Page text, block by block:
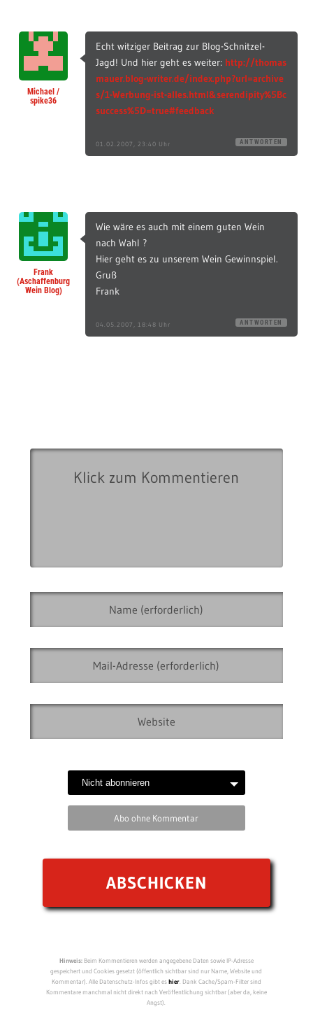
Michael /
spike36
Echt witziger Beitrag zur Blog-Schnitzel-
Jagd! Und hier geht es weiter: http://thomas
mauer.blog-writer.de/index.php?url=archive
s/1-Werbung-ist-alles.html&serendipity%5Bc
success%5D=true#feedback
01.02.2007, 23:40 Uhr ANTWORTEN
Frank
(Aschaffenburg
Wein Blog)
Wie wäre es auch mit einem guten Wein
nach Wahl ?
Hier geht es zu unserem Wein Gewinnspiel.
Gruß
Frank
04.05.2007, 18:48 Uhr ANTWORTEN
Abo ohne Kommentar
Hinweis:Beim Kommentieren werden angegebene Daten sowie IP-Adresse
gespeichert und Cookies gesetzt (öffentlich sichtbar sind nur Name, Website und
Kommentar). Alle Datenschutz-Infos gibt eshier. Dank Cache/Spam-Filter sind
Kommentare manchmal nicht direkt nach Veröffentlichung sichtbar (aber da, keine
Angst).